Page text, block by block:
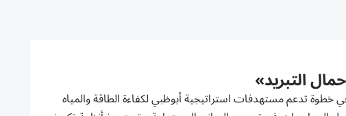
خطوة تدعم مستهدفات استراتيجية أبوظبي لكفاءة الطاقة والمياه